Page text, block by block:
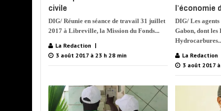
civile
DIG/ Réunie en séance de travail 31 juillet
2017 à Libreville, la Mission du Fonds...
La Redaction
3 août 2017 à 23 h 28 min
l’économie
DIG/ Les
Gabon, dont les
La Redaction
3 août 2017